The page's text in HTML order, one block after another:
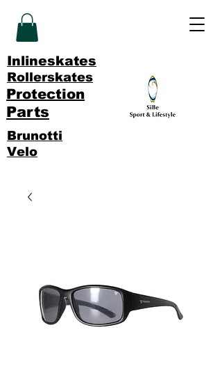
Inlineskates
Rollerskates
Protection
Parts
Brunotti
Velo